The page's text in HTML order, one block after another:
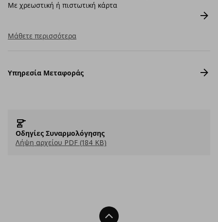
Με χρεωστική ή πιστωτική κάρτα
Μάθετε περισσότερα
Υπηρεσία Μεταφοράς
Οδηγίες Συναρμολόγησης
Λήψη αρχείου PDF (184 KB)
Back To Top